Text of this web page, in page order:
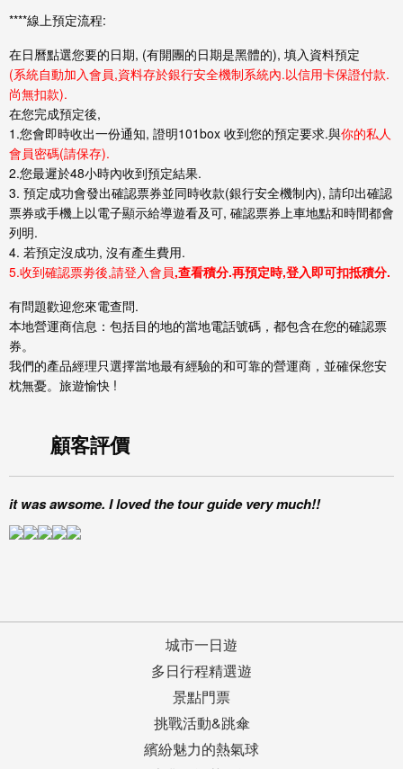
****線上預定流程:
在日曆點選您要的日期, (有開團的日期是黑體的), 填入資料預定
(系統自動加入會員,資料存於銀行安全機制系統內.以信用卡保證付款.
尚無扣款).
在您完成預定後,
1.您會即時收出一份通知, 證明101box 收到您的預定要求.與你的私人
會員密碼(請保存).
2.您最遲於48小時內收到預定結果.
3. 預定成功會發出確認票券並同時收款(銀行安全機制內), 請印出確認
票券或手機上以電子顯示給導遊看及可, 確認票券上車地點和時間都會
列明.
4. 若預定沒成功, 沒有產生費用.
5.收到確認票劵後,請登入會員,查看積分.再預定時,登入即可扣抵積分.
有問題歡迎您來電查問.
本地營運商信息：包括目的地的當地電話號碼，都包含在您的確認票
券。
我們的產品經理只選擇當地最有經驗的和可靠的營運商，並確保您安
枕無憂。旅遊愉快 !
顧客評價
it was awsome. I loved the tour guide very much!!
城市一日遊
多日行程精選遊
景點門票
挑戰活動&跳傘
繽紛魅力的熱氣球